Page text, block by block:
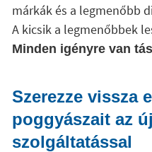
márkák és a legmenőbb
A kicsik a legmenőbbek
Minden igényre van
Szerezze vissza
poggyászait az
szolgáltatással